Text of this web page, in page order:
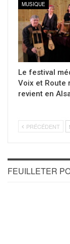
MUSIQUE
Le festival
Voix et Route
revient en
PRÉCÉDENT
FEUILLETER